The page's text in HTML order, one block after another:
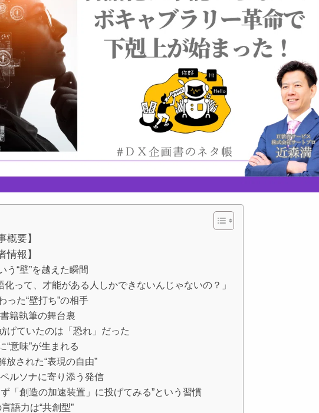
概要】
情報】
う“壁”を越えた瞬間
化って、才能がある人しかできないんじゃないの？」
った“壁打ち”の相手
籍執筆の舞台裏
げていたのは「恐れ」だった
“意味”が生まれる
放された“表現の自由”
ルソナに寄り添う発信
「創造の加速装置」に投げてみる”という習慣
語力は“共創型”